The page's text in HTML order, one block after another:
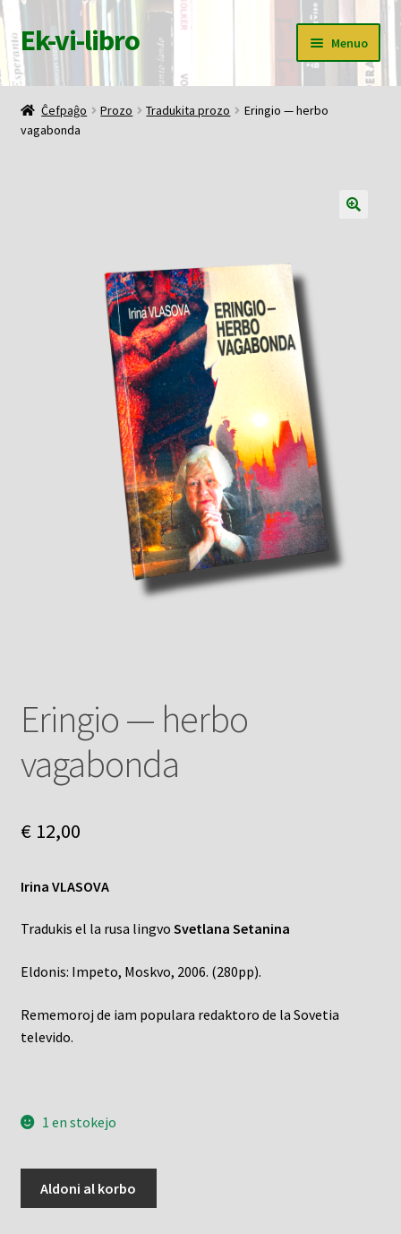
Pretersalti
al
navigado
Iri
rekte
al
la
enhavo
Ek-vi-libro Menuo
Ĉefpaĝo
Butiko
Ĉefpaĝo Prozo Tradukita prozo
Eringio — herbo
vagabonda
Eringio — herbo
vagabonda
€12,00
Irina VLASOVA
Tradukis el la rusa lingvo Svetlana Setanina
Eldonis: Impeto, Moskvo, 2006. (280pp).
Rememoroj de iam populara redaktoro de la Sovetia
televido.
1 en stokejo
Aldoni al korbo